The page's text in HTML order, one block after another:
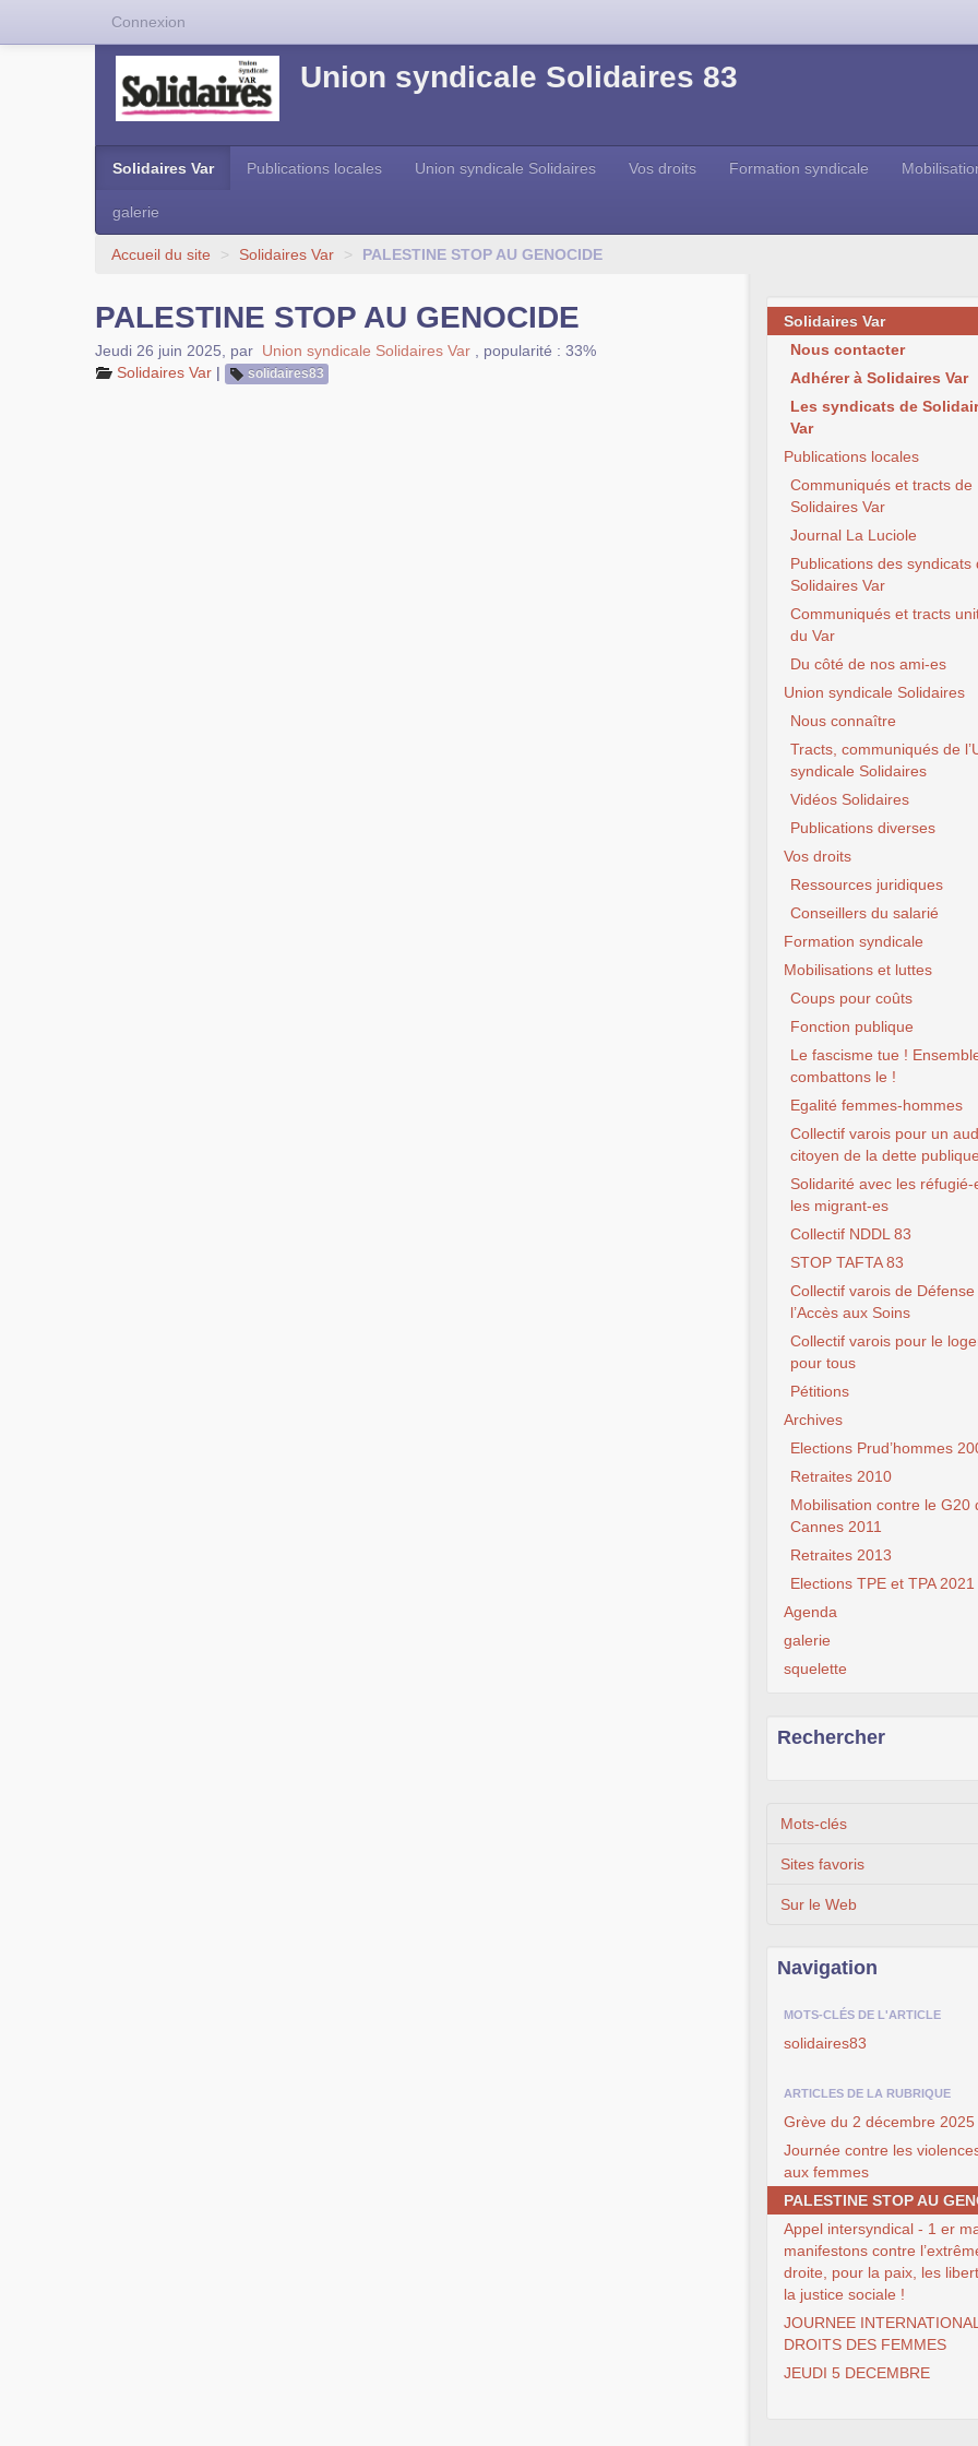
Union syndicale Solidaires 83
Solidaires Var Publications locales Union syndicale Solidaires Vos droits Formation syndicale
galerie
Accueil du site > Solidaires Var > PALESTINE STOP AU GENOCIDE
PALESTINE STOP AU GENOCIDE
Jeudi 26 juin 2025 par Union syndicale Solidaires Var
popularité : 33%
Solidaires Var | solidaires83
Solidaires Var
Nous contacter
Adhérer à Solidaires Var
Les syndicats de
Var
Publications locales
Communiqués et tracts de
Solidaires Var
Journal La Luciole
Publications des syndicats
Solidaires Var
Communiqués et tracts
du Var
Du côté de nos ami-es
Union syndicale Solidaires
Nous connaître
Tracts, communiqués de
syndicale Solidaires
Vidéos Solidaires
Publications diverses
Vos droits
Ressources juridiques
Conseillers du salarié
Formation syndicale
Mobilisations et luttes
Coups pour coûts
Fonction publique
Le fascisme tue !
combattons le !
Egalité femmes-hommes
Collectif varois pour un
citoyen de la dette
Solidarité avec les réfugié-
les migrant-es
Collectif NDDL 83
STOP TAFTA 83
Collectif varois de Défense
l’Accès aux Soins
Collectif varois pour le
pour tous
Pétitions
Archives
Elections Prud’hommes
Retraites 2010
Mobilisation contre le G20
Cannes 2011
Retraites 2013
Elections TPE et TPA 2021
Agenda
galerie
squelette
Rechercher
Mots-clés
Sites favoris
Sur le Web
Navigation
MOTS-CLÉS DE L'ARTICLE
solidaires83
ARTICLES DE LA RUBRIQUE
Grève du 2 décembre 2025
Journée contre les
aux femmes
PALESTINE STOP AU
Appel intersyndical - 1 er
manifestons contre
droite, pour la paix, les
la justice sociale !
JOURNEE
DROITS DES FEMMES
JEUDI 5 DECEMBRE
Connexion